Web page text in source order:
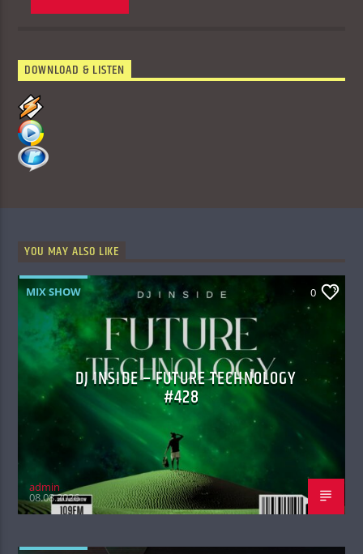
DOWNLOAD & LISTEN
YOU MAY ALSO LIKE
MIX SHOW 0
DJ INSIDE – FUTURE TECHNOLOGY
#428
admin
08.08.2026